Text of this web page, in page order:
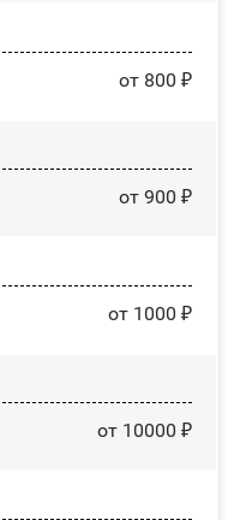
от 800 ₽
от 900 ₽
от 1000 ₽
от 10000 ₽